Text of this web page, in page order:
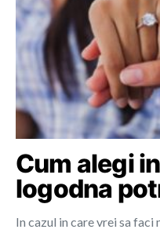
Cum alegi
logodna
In cazul in care vrei sa faci